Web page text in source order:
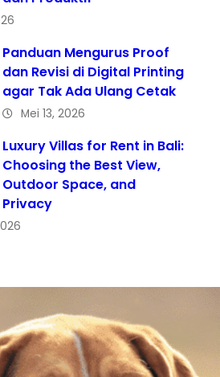
Panduan Mengurus Proof
dan Revisi di Digital Printing
agar Tak Ada Ulang Cetak
Mei 13, 2026
Luxury Villas for Rent in Bali:
Choosing the Best View,
Outdoor Space, and
Privacy